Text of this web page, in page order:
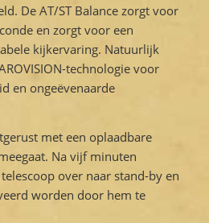
De AT/ST Balance zorgt voor
en zorgt voor een
kijkervaring. Natuurlijk
technologie voor
en ongeëvenaarde
met een oplaadbare
Na vijf minuten
over naar stand-by en
worden door hem te